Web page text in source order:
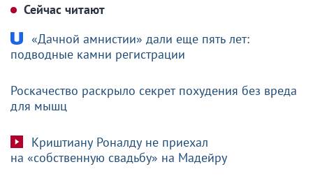
Сейчас читают
«Дачной амнистии» дали еще пять лет:
подводные камни регистрации
Роскачество раскрыло секрет похудения без вреда
для мышц
Криштиану Роналду не приехал
на «собственную свадьбу» на Мадейру